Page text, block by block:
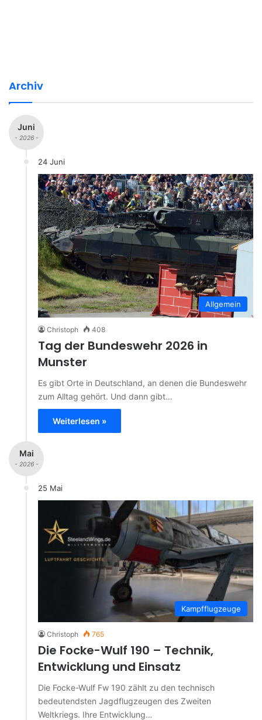
Archiv
Juni
- 2026 -
24 Juni
Allgemein
Christoph 408
Tag der Bundeswehr 2026 in
Munster
Es gibt Orte in Deutschland, an denen die Bundeswehr
zum Alltag gehört. Und dann gibt…
Weiterlesen »
Mai
- 2026 -
25 Mai
Kampfflugzeuge
Christoph 765
Die Focke-Wulf 190 – Technik,
Entwicklung und Einsatz
Die Focke-Wulf Fw 190 zählt zu den technisch
bedeutendsten Jagdflugzeugen des Zweiten
Weltkriegs. Ihre Entwicklung…